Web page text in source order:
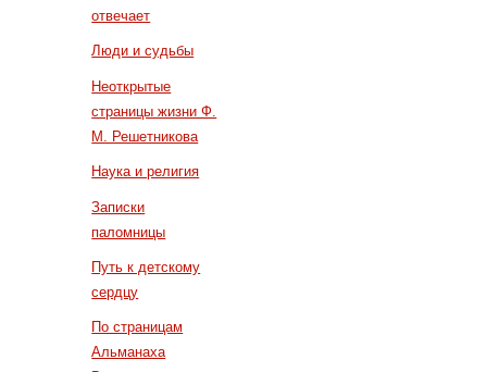
отвечает
Люди и судьбы
Неоткрытые
страницы жизни Ф.
М. Решетникова
Наука и религия
Записки
паломницы
Путь к детскому
сердцу
По страницам
Альманаха